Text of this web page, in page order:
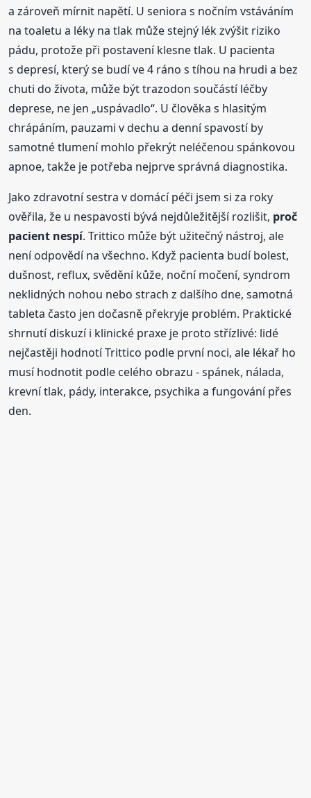
a zároveň mírnit napětí. U seniora s nočním vstáváním
na toaletu a léky na tlak může stejný lék zvýšit riziko
pádu, protože při postavení klesne tlak. U pacienta
s depresí, který se budí ve 4 ráno s tíhou na hrudi a bez
chuti do života, může být trazodon součástí léčby
deprese, ne jen „uspávadlo“. U člověka s hlasitým
chrápáním, pauzami v dechu a denní spavostí by
samotné tlumení mohlo překrýt neléčenou spánkovou
apnoe, takže je potřeba nejprve správná diagnostika.
Jako zdravotní sestra v domácí péči jsem si za roky
ověřila, že u nespavosti bývá nejdůležitější rozlišit, proč
pacient nespí. Trittico může být užitečný nástroj, ale
není odpovědí na všechno. Když pacienta budí bolest,
dušnost, reflux, svědění kůže, noční močení, syndrom
neklidných nohou nebo strach z dalšího dne, samotná
tableta často jen dočasně překryje problém. Praktické
shrnutí diskuzí i klinické praxe je proto střízlivé: lidé
nejčastěji hodnotí Trittico podle první noci, ale lékař ho
musí hodnotit podle celého obrazu - spánek, nálada,
krevní tlak, pády, interakce, psychika a fungování přes
den.